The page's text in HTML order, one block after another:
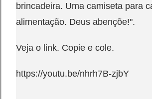
brincadeira. Uma camiseta para
alimentação. Deus abençõe!".
Veja o link. Copie e cole.
https://youtu.be/nhrh7B-zjbY